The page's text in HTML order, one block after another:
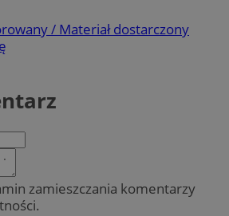
/ Materiał dostarczony
zamieszczania komentarzy